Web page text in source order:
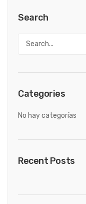
Search
Categories
No hay categorías
Recent Posts